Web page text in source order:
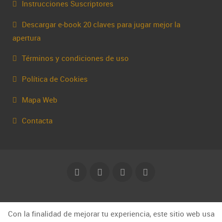
Instrucciones Suscriptores
Descargar e-book 20 claves para jugar mejor la
apertura
Términos y condiciones de uso
Política de Cookies
Mapa Web
Contacta
© Capakhine 2025 | capakhine@gmail.com
Con la finalidad de mejorar tu experiencia, este sitio web usa